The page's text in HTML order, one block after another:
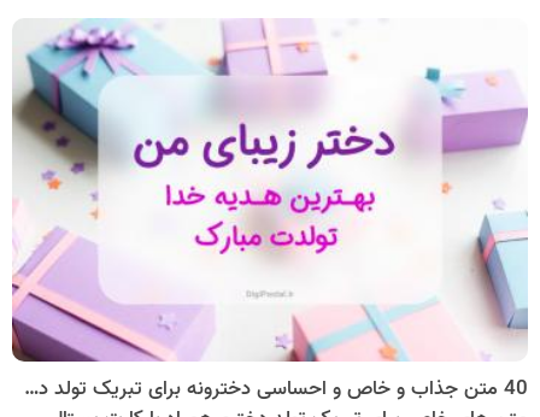
40 متن جذاب و خاص و احساسی دخترونه برای تبریک تولد دخترم